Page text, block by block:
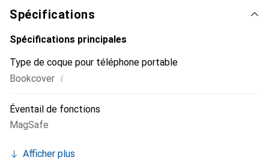
clientèle exigeante.
Spécifications
Spécifications principales
Type de coque pour téléphone portable
Bookcover i
Éventail de fonctions
MagSafe
Afficher plus